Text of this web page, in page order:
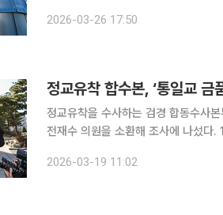
지스는 현재 중국에서만 약 600여 개
2026-03-26 17:50
정교유착 합수본, ‘통일교 금
정교유착을 수사하는 검경 합동수사
전재수 의원을 소환해 조사에 나섰다. 19일 법조계에 따르면 합수본은 이날 전 의원을 뇌물수수 및
통일교 현안과 관련한 청탁을 받고 금
2026-03-19 11:02